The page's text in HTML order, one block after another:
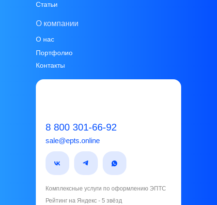
Комплексные услуги по оформлению ЭПТС
Рейтинг на Яндекс - 5 звёзд️
8 800 301-66-92
sale@epts.online
Статьи
О компании
О нас
Портфолио
Контакты